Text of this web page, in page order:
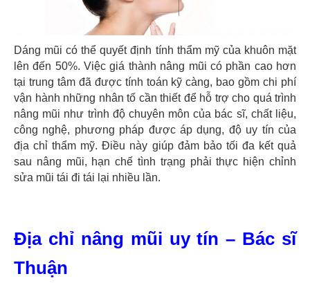
Dáng mũi có thể quyết định tính thẩm mỹ của khuôn mặt
lên đến 50%. Việc giá thành nâng mũi có phần cao hơn
tại trung tâm đã được tính toán kỹ càng, bao gồm chi phí
vận hành những nhân tố cần thiết để hỗ trợ cho quá trình
nâng mũi như trình độ chuyên môn của bác sĩ, chất liệu,
công nghệ, phương pháp được áp dụng, độ uy tín của
địa chỉ thẩm mỹ. Điều này giúp đảm bảo tối đa kết quả
sau nâng mũi, hạn chế tình trạng phải thực hiện chỉnh
sửa mũi tái đi tái lại nhiều lần.
Địa chỉ nâng mũi uy tín – Bác sĩ
Thuận